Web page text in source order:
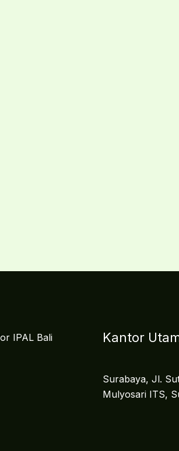
IPAL Bali
Kantor
Surabaya, Jl.
Mulyosari ITS,